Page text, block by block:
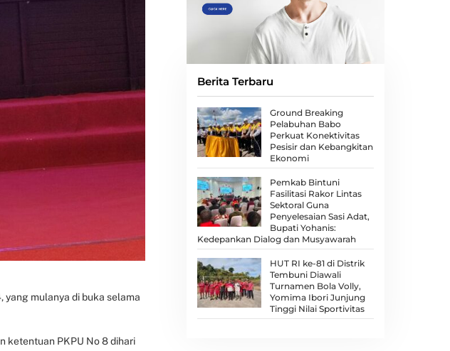
yang mulanya di buka selama
ketentuan PKPU No 8 dihari
Berita Terbaru
Ground Breaking
Pelabuhan Babo
Perkuat Konektivitas
Pesisir dan Kebangkitan
Ekonomi
Pemkab Bintuni
Fasilitasi Rakor Lintas
Sektoral Guna
Penyelesaian Sasi Adat,
Bupati Yohanis:
Kedepankan Dialog dan Musyawarah
HUT RI ke-81 di Distrik
Tembuni Diawali
Turnamen Bola Volly,
Yomima Ibori Junjung
Tinggi Nilai Sportivitas